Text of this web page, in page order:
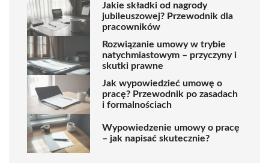
Jakie składki od nagrody
jubileuszowej? Przewodnik dla
pracowników
Rozwiązanie umowy w trybie
natychmiastowym – przyczyny i
skutki prawne
Jak wypowiedzieć umowę o
pracę? Przewodnik po zasadach
i formalnościach
Wypowiedzenie umowy o pracę
– jak napisać skutecznie?